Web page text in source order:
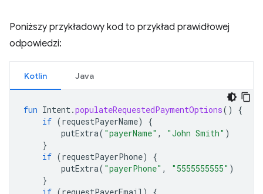
Poniższy przykładowy kod to przykład prawidłowej
odpowiedzi:
Kotlin Java
fun Intent.populateRequestedPaymentOptions()
{
if (requestPayerName)
{
putExtra( "payerName" , "John Smith" )
}
if (requestPayerPhone)
{
putExtra( "payerPhone" , "5555555555" )
}